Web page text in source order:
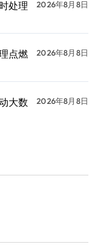
处理
2026年8月8日
点燃
2026年8月8日
大数
2026年8月8日